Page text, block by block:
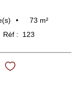
73 m²
Réf :
123